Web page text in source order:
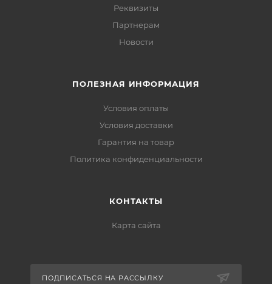
Реквизиты
Партнерам
Новости
ПОЛЕЗНАЯ ИНФОРМАЦИЯ
Условия оплаты
Условия доставки
Гарантия на товар
Политика конфиденциальности
КОНТАКТЫ
Карта сайта
ПОДПИСАТЬСЯ НА РАССЫЛКУ